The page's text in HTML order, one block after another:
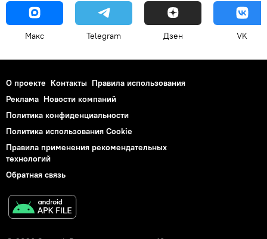
Макс Telegram Дзен VK
О проекте Контакты Правила использования
Реклама Новости компаний
Политика конфиденциальности
Политика использования Cookie
Правила применения рекомендательных
технологий
Обратная связь